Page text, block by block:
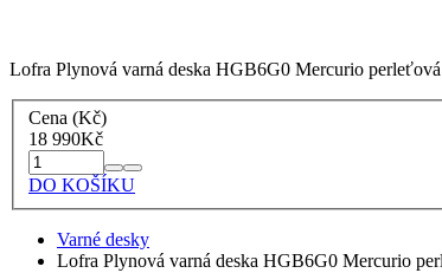
Lofra Plynová varná deska HGB6G0 Mercurio
Cena (Kč)
18 990Kč
DO KOŠÍKU
Varné desky
Lofra Plynová varná deska HGB6G0 Mercurio